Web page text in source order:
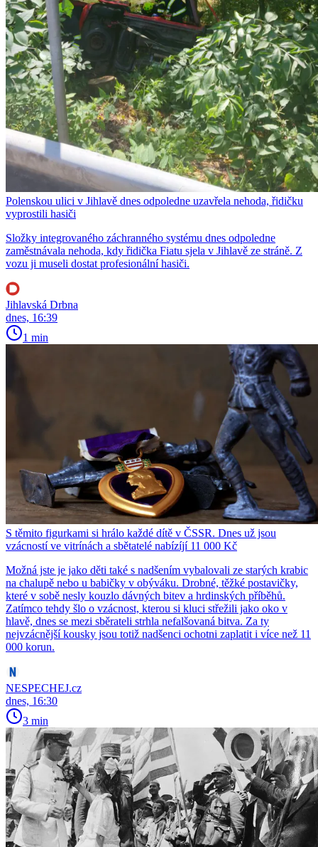
Polenskou ulici v Jihlavě dnes odpoledne uzavřela nehoda, řidičku
vyprostili hasiči
Složky integrovaného záchranného systému dnes odpoledne
zaměstnávala nehoda, kdy řidička Fiatu sjela v Jihlavě ze stráně. Z
vozu ji museli dostat profesionální hasiči.
Jihlavská Drbna
dnes, 16:39
1 min
S těmito figurkami si hrálo každé dítě v ČSSR. Dnes už jsou
vzácností ve vitrínách a sbětatelé nabízíjí 11 000 Kč
Možná jste je jako děti také s nadšením vybalovali ze starých krabic
na chalupě nebo u babičky v obýváku. Drobné, těžké postavičky,
které v sobě nesly kouzlo dávných bitev a hrdinských příběhů.
Zatímco tehdy šlo o vzácnost, kterou si kluci střežili jako oko v
hlavě, dnes se mezi sběrateli strhla nefalšovaná bitva. Za ty
nejvzácnější kousky jsou totiž nadšenci ochotni zaplatit i více než 11
000 korun.
NESPECHEJ.cz
dnes, 16:30
3 min